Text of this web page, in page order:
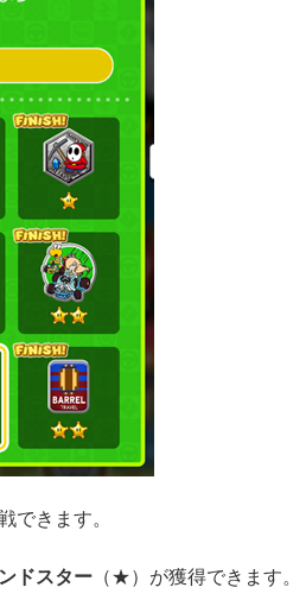
できます。
ドスター （★）が獲得できます。